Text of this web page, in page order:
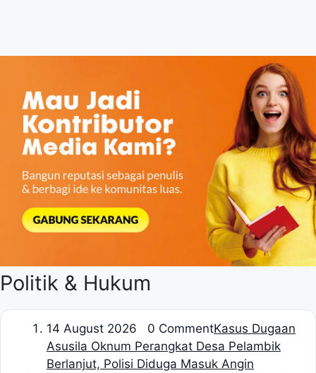
Politik & Hukum
14 August 2026 0 CommentKasus Dugaan
Asusila Oknum Perangkat Desa Pelambik
Berlanjut, Polisi Diduga Masuk Angin